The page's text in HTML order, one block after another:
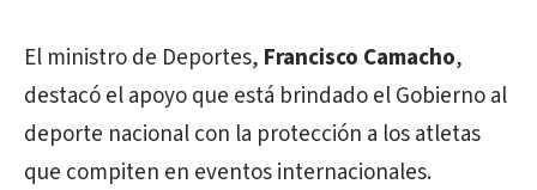
El ministro de Deportes, Francisco Camacho,
destacó el apoyo que está brindado el Gobierno al
deporte nacional con la protección a los atletas
que compiten en eventos internacionales.